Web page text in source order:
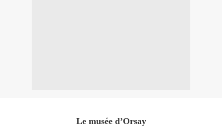
Le musée d’Orsay